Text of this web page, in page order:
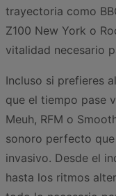
trayectoria como
Z100 New York o
vitalidad necesario
Incluso si prefieres
que el tiempo pase
Meuh, RFM o
sonoro perfecto
invasivo. Desde el
hasta los ritmos